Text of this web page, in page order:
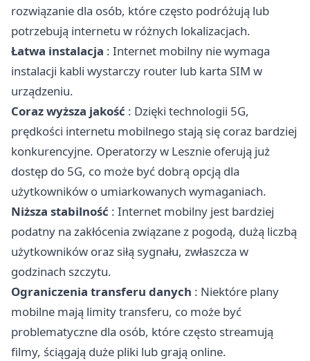
rozwiązanie dla osób, które często podróżują lub
potrzebują internetu w różnych lokalizacjach.
Łatwa instalacja : Internet mobilny nie wymaga
instalacji kabli wystarczy router lub karta SIM w
urządzeniu.
Coraz wyższa jakość : Dzięki technologii 5G,
prędkości internetu mobilnego stają się coraz bardziej
konkurencyjne. Operatorzy w Lesznie oferują już
dostęp do 5G, co może być dobrą opcją dla
użytkowników o umiarkowanych wymaganiach.
Niższa stabilność : Internet mobilny jest bardziej
podatny na zakłócenia związane z pogodą, dużą liczbą
użytkowników oraz siłą sygnału, zwłaszcza w
godzinach szczytu.
Ograniczenia transferu danych : Niektóre plany
mobilne mają limity transferu, co może być
problematyczne dla osób, które często streamują
filmy, ściągają duże pliki lub grają online.